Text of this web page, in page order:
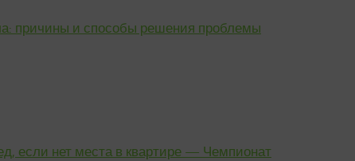
причины и способы решения проблемы
если нет места в квартире — Чемпионат